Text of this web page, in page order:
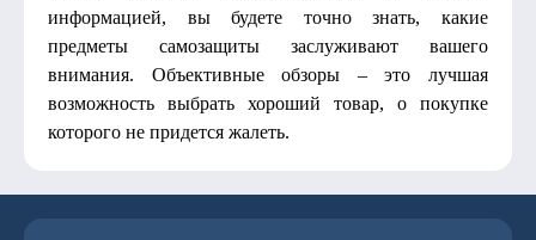
информацией, вы будете точно знать, какие
предметы самозащиты заслуживают вашего
внимания. Объективные обзоры – это лучшая
возможность выбрать хороший товар, о покупке
которого не придется жалеть.